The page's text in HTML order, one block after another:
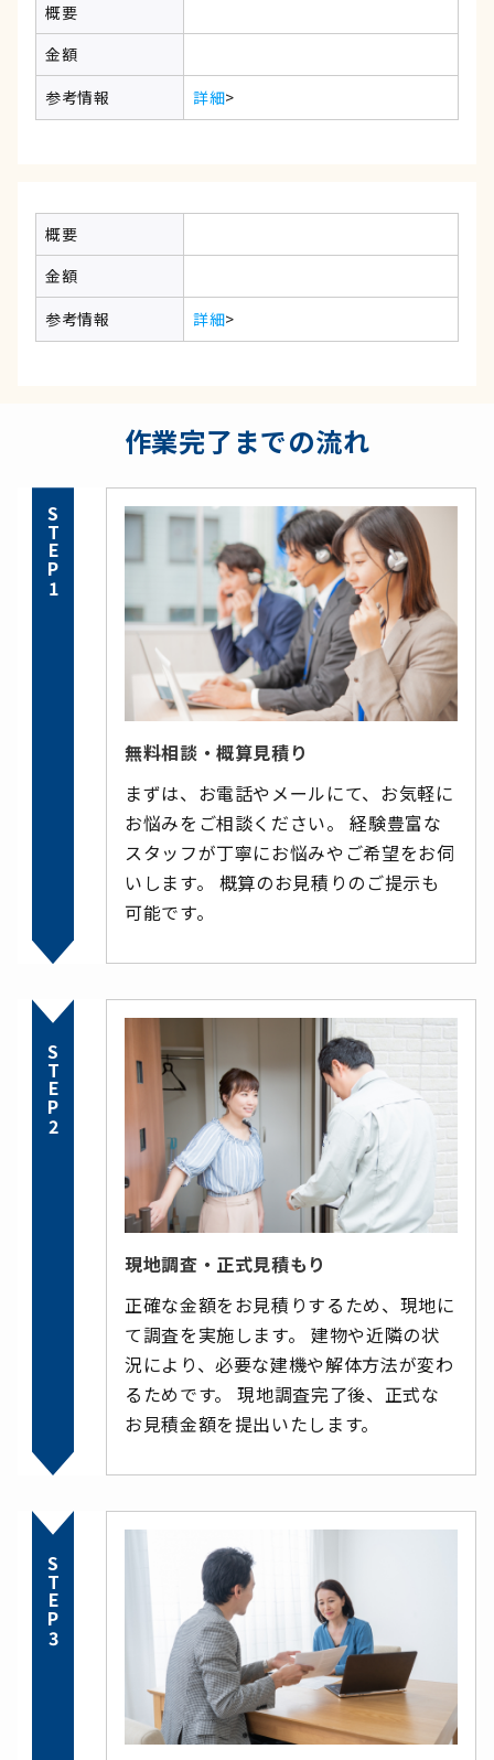
概要
金額
参考情報
詳細>
概要
金額
参考情報
詳細>
作業完了までの流れ
STEP1
無料相談・概算見積り
まずは、お電話やメールにて、お気軽に
お悩みをご相談ください。 経験豊富な
スタッフが丁寧にお悩みやご希望をお伺
いします。 概算のお見積りのご提示も
可能です。
STEP2
現地調査・正式見積もり
正確な金額をお見積りするため、現地に
て調査を実施します。 建物や近隣の状
況により、必要な建機や解体方法が変わ
るためです。 現地調査完了後、正式な
お見積金額を提出いたします。
STEP3